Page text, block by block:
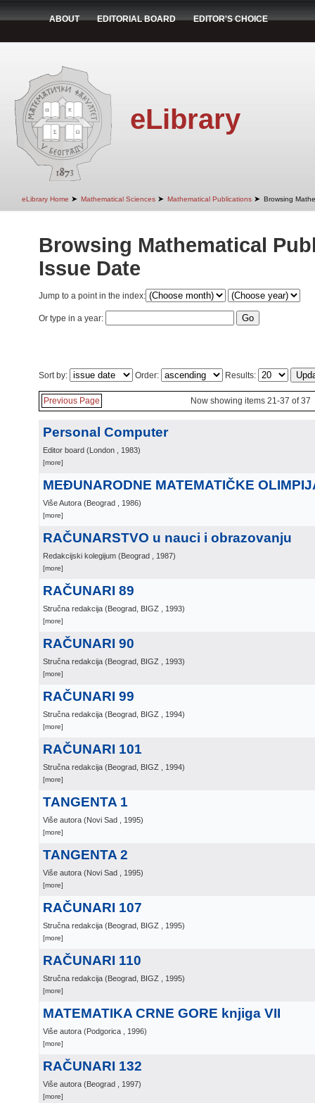
ABOUT EDITORIAL BOARD EDITOR'S CHOICE
eLibrary
eLibrary Home ➤ Mathematical Sciences ➤ Mathematical Publications ➤ Browsing
Browsing Mathematical
Issue Date
Jump to a point in the index:
Or type in a year:
Sort by: Order: Results:
Previous Page Now showing items 21-37 of 37
Personal Computer
Editor board (London , 1983)
[more]
MEĐUNARODNE MATEMATIČKE
Više Autora (Beograd , 1986)
[more]
RAČUNARSTVO u nauci i obrazovanju
Redakcijski kolegijum (Beograd , 1987)
[more]
RAČUNARI 89
Stručna redakcija (Beograd, BIGZ , 1993)
[more]
RAČUNARI 90
Stručna redakcija (Beograd, BIGZ , 1993)
[more]
RAČUNARI 99
Stručna redakcija (Beograd, BIGZ , 1994)
[more]
RAČUNARI 101
Stručna redakcija (Beograd, BIGZ , 1994)
[more]
TANGENTA 1
Više autora (Novi Sad , 1995)
[more]
TANGENTA 2
Više autora (Novi Sad , 1995)
[more]
RAČUNARI 107
Stručna redakcija (Beograd, BIGZ , 1995)
[more]
RAČUNARI 110
Stručna redakcija (Beograd, BIGZ , 1995)
[more]
MATEMATIKA CRNE GORE knjiga VII
Više autora (Podgorica , 1996)
[more]
RAČUNARI 132
Više autora (Beograd , 1997)
[more]